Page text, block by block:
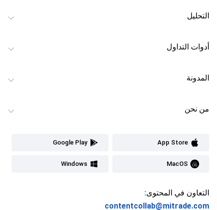
التحليل
أدوات التداول
المدونة
من نحن
App Store
Google Play
MacOS
Windows
التعاون في المحتوى:
contentcollab@mitrade.com